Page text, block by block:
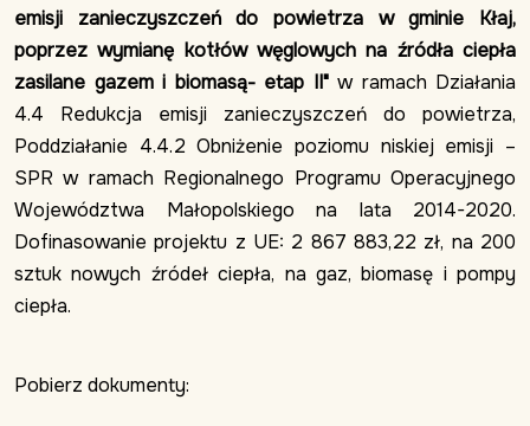
emisji zanieczyszczeń do powietrza w gminie Kłaj,
poprzez wymianę kotłów węglowych na źródła ciepła
zasilane gazem i biomasą- etap II"w ramach Działania
4.4 Redukcja emisji zanieczyszczeń do powietrza,
Poddziałanie 4.4.2 Obniżenie poziomu niskiej emisji –
SPR w ramach Regionalnego Programu Operacyjnego
Województwa Małopolskiego na lata 2014-2020.
Dofinasowanie projektu z UE: 2 867 883,22 zł, na 200
sztuk nowych źródeł ciepła, na gaz, biomasę i pompy
ciepła.
Pobierz dokumenty: